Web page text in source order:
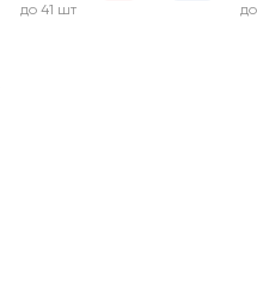
до 41 шт